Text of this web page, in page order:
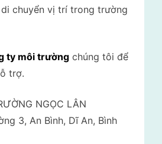
chuyển vị trí trong trường
ty môi trường chúng tôi để
trợ.
NGỌC LÂN
3, An Bình, Dĩ An, Bình